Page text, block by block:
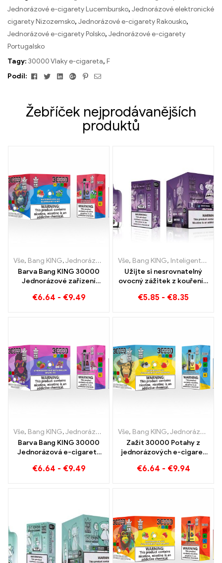
Jednorázové e-cigarety Lucembursko, Jednorázové elektronické
cigarety Nizozemsko, Jednorázové e-cigarety Rakousko,
Jednorázové e-cigarety Polsko, Jednorázové e-cigarety
Portugalsko
Tagy: 30000 Vlaky e-cigareta, F
Podíl:
FacebookCvrlikáníLinkedinGoogle+Pinterest
E-
Žebříček nejprodávanějších
produktů
Vše, Bang KING,Jednorázové e-cigarety Litva ,Jednorázové e-
Barva Bang KING 30000
Jednorázové zařízení
Dokonalá kombinace
€6.64 - €9.49
Vše, Bang KING, Inteligentní obrazovka Bang King 15000 Puff
Užijte si nesrovnatelný
ovocný zážitek z kouření s
Smart Screen 15000 Puff
€5.85 - €8.35
Vše, Bang KING,Jednorázové e-cigarety Litva ,Jednorázové e-
Barva Bang KING 30000
Jednorázová e-cigareta
sladkého jahodového
€6.64 - €9.49
Vše, Bang KING,Jednorázové e-cigarety Litva
Zažít 30000 Potahy z
jednorázových e-cigaret
Ice meets Strawberry
€6.64 - €9.94